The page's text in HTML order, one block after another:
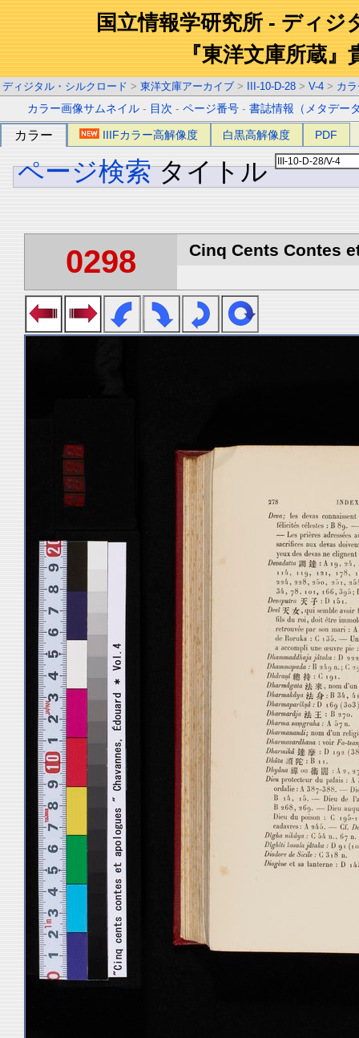
国立情報学研究所 - ディジ
『東洋文庫所蔵』
ディジタル・シルクロード > 東洋文庫アーカイブ > III-10-D-28 > V-4 > カ
カラー画像サムネイル - 目次 -ページ番号 -書誌情報（メタデー
カラー IIIFカラー高解像度 白黒高解像度 PDF
ページ検索 タイトル
0298 Cinq Cents Contes